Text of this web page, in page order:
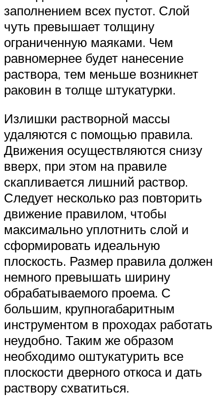
заполнением всех пустот. Слой
чуть превышает толщину
ограниченную маяками. Чем
равномернее будет нанесение
раствора, тем меньше возникнет
раковин в толще штукатурки.
Излишки растворной массы
удаляются с помощью правила.
Движения осуществляются снизу
вверх, при этом на правиле
скапливается лишний раствор.
Следует несколько раз повторить
движение правилом, чтобы
максимально уплотнить слой и
сформировать идеальную
плоскость. Размер правила должен
немного превышать ширину
обрабатываемого проема. С
большим, крупногабаритным
инструментом в проходах работать
неудобно. Таким же образом
необходимо оштукатурить все
плоскости дверного откоса и дать
раствору схватиться.